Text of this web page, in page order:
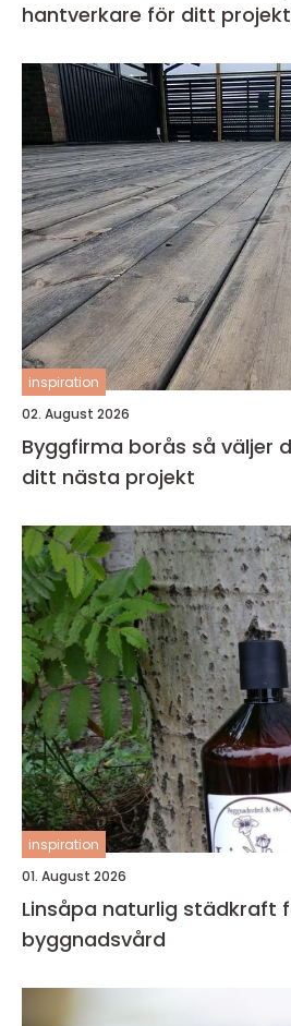
hantverkare för ditt projekt
inspiration
02. August 2026
Byggfirma borås så väljer du rätt partner för
ditt nästa projekt
inspiration
01. August 2026
Linsåpa naturlig städkraft för hem och
byggnadsvård